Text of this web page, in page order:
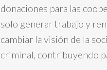
donaciones para las
solo generar trabajo y
cambiar la visión de la
criminal, contribuyendo